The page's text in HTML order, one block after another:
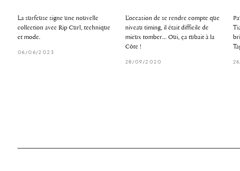
La surfeuse signe une nouvelle
collection avec Rip Curl, technique
et mode.
06/06/2023
L'occasion de se rendre compte que
niveau timing, il était difficile de
mieux tomber... Oui, ça tubait à la
Côte !
28/09/2020